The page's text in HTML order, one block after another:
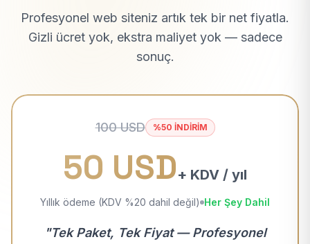
Profesyonel web siteniz artık tek bir net fiyatla.
Gizli ücret yok, ekstra maliyet yok — sadece
sonuç.
100 USD %50 İNDİRİM
50 USD+ KDV / yıl
Yıllık ödeme (KDV %20 dahil değil) Her Şey Dahil
"Tek Paket, Tek Fiyat — Profesyonel